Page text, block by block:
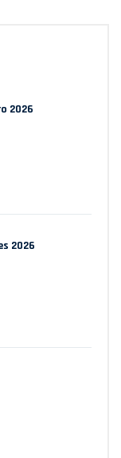
2026
2026